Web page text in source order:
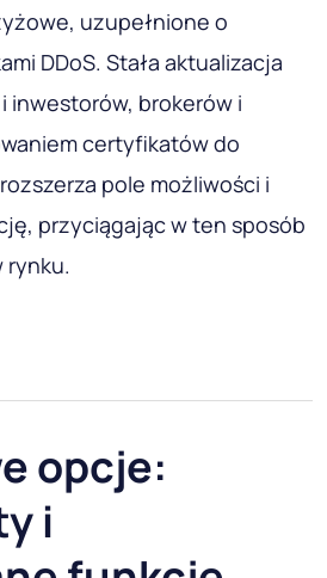
uzupełnione o
DDoS. Stała aktualizacja
inwestorów, brokerów i
certyfikatów do
pole możliwości i
przyciągając w ten sposób
rynku.
opcje:
i